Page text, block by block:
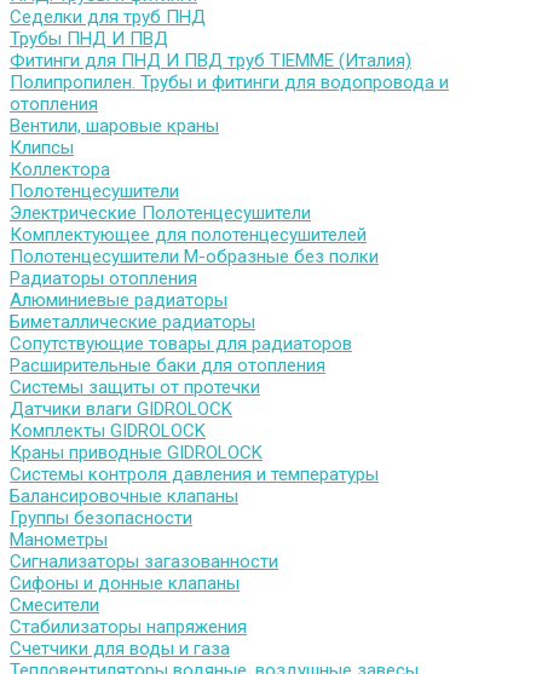
Седелки для труб ПНД
Трубы ПНД И ПВД
Фитинги для ПНД И ПВД труб TIEMME (Италия)
Полипропилен. Трубы и фитинги для водопровода и
отопления
Вентили, шаровые краны
Клипсы
Коллектора
Полотенцесушители
Электрические Полотенцесушители
Комплектующее для полотенцесушителей
Полотенцесушители М-образные без полки
Радиаторы отопления
Алюминиевые радиаторы
Биметаллические радиаторы
Сопутствующие товары для радиаторов
Расширительные баки для отопления
Системы защиты от протечки
Датчики влаги GIDROLOCK
Комплекты GIDROLOCK
Краны приводные GIDROLOCK
Системы контроля давления и температуры
Балансировочные клапаны
Группы безопасности
Манометры
Сигнализаторы загазованности
Сифоны и донные клапаны
Смесители
Стабилизаторы напряжения
Счетчики для воды и газа